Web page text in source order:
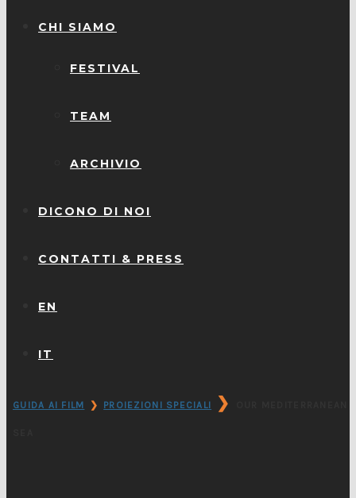
CHI SIAMO
FESTIVAL
TEAM
ARCHIVIO
DICONO DI NOI
CONTATTI & PRESS
EN
IT
GUIDA AI FILM ❯ PROIEZIONI SPECIALI ❯